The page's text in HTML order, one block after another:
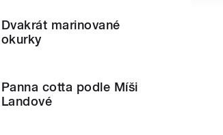
Dvakrát marinované
okurky
Panna cotta podle Míši
Landové